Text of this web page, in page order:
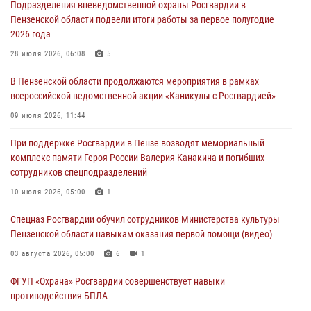
05 августа 2026, 04:00
В Пензе при силовой поддержке Росгвардии пресечена
деятельность ОПГ, маскировавшейся под реабилитационный центр
В Управлении Росгвардии по Пензенской области подвели итоги
04 августа 2026, 06:08
Росгвардия обеспечила безопасность праздничных мероприятий в
День ВДВ в Пензе
Подразделения вневедомственной охраны Росгвардии в
Пензенской области подвели итоги работы за первое полугодие
2026 года
28 июля 2026, 06:08 5
В Пензенской области продолжаются мероприятия в рамках
всероссийской ведомственной акции «Каникулы с Росгвардией»
09 июля 2026, 11:44
При поддержке Росгвардии в Пензе возводят мемориальный
комплекс памяти Героя России Валерия Канакина и погибших
сотрудников спецподразделений
10 июля 2026, 05:00 1
Спецназ Росгвардии обучил сотрудников Министерства культуры
Пензенской области навыкам оказания первой помощи (видео)
03 августа 2026, 05:00 6 1
ФГУП «Охрана» Росгвардии совершенствует навыки
противодействия БПЛА